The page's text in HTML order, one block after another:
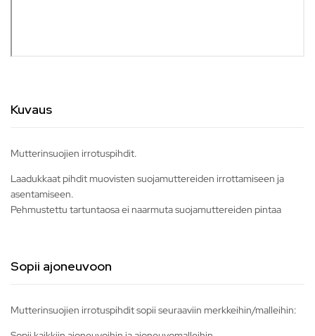
Kuvaus
Mutterinsuojien irrotuspihdit.
Laadukkaat pihdit muovisten suojamuttereiden irrottamiseen ja
asentamiseen.
Pehmustettu tartuntaosa ei naarmuta suojamuttereiden pintaa
Sopii ajoneuvoon
Mutterinsuojien irrotuspihdit sopii seuraaviin merkkeihin/malleihin: